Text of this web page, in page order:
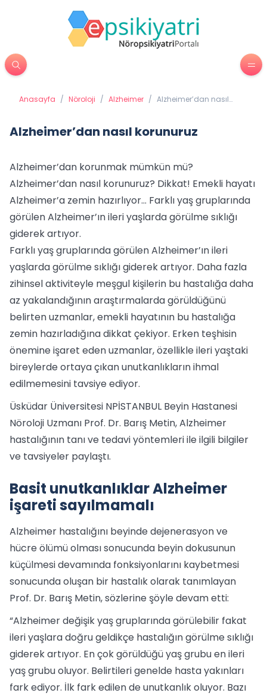
Anasayfa / Nöroloji / Alzheimer / Alzheimer’dan nasıl
Alzheimer’dan nasıl korunuruz
Alzheimer’dan korunmak mümkün mü?
Alzheimer’dan nasıl korunuruz? Dikkat! Emekli hayatı
Alzheimer’a zemin hazırlıyor… Farklı yaş gruplarında
görülen Alzheimer’ın ileri yaşlarda görülme sıklığı
giderek artıyor.
Farklı yaş gruplarında görülen Alzheimer’ın ileri
yaşlarda görülme sıklığı giderek artıyor. Daha fazla
zihinsel aktiviteyle meşgul kişilerin bu hastalığa daha
az yakalandığının araştırmalarda görüldüğünü
belirten uzmanlar, emekli hayatının bu hastalığa
zemin hazırladığına dikkat çekiyor. Erken teşhisin
önemine işaret eden uzmanlar, özellikle ileri yaştaki
bireylerde ortaya çıkan unutkanlıkların ihmal
edilmemesini tavsiye ediyor.
Üsküdar Üniversitesi NPİSTANBUL Beyin Hastanesi
Nöroloji Uzmanı Prof. Dr. Barış Metin, Alzheimer
hastalığının tanı ve tedavi yöntemleri ile ilgili bilgiler
ve tavsiyeler paylaştı.
Basit unutkanlıklar Alzheimer
işareti sayılmamalı
Alzheimer hastalığını beyinde dejenerasyon ve
hücre ölümü olması sonucunda beyin dokusunun
küçülmesi devamında fonksiyonlarını kaybetmesi
sonucunda oluşan bir hastalık olarak tanımlayan
Prof. Dr. Barış Metin, sözlerine şöyle devam etti:
“Alzheimer değişik yaş gruplarında görülebilir fakat
ileri yaşlara doğru geldikçe hastalığın görülme sıklığı
giderek artıyor. En çok görüldüğü yaş grubu en ileri
yaş grubu oluyor. Belirtileri genelde hasta yakınları
fark ediyor. İlk fark edilen de unutkanlık oluyor. Bazı